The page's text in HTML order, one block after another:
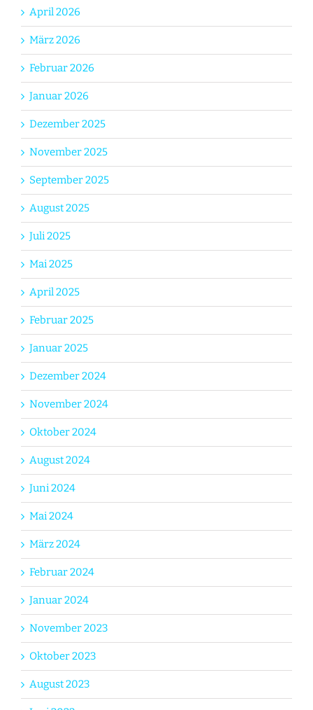
April 2026
März 2026
Februar 2026
Januar 2026
Dezember 2025
November 2025
September 2025
August 2025
Juli 2025
Mai 2025
April 2025
Februar 2025
Januar 2025
Dezember 2024
November 2024
Oktober 2024
August 2024
Juni 2024
Mai 2024
März 2024
Februar 2024
Januar 2024
November 2023
Oktober 2023
August 2023